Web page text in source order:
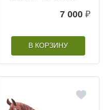
7 000 ₽
В КОРЗИНУ